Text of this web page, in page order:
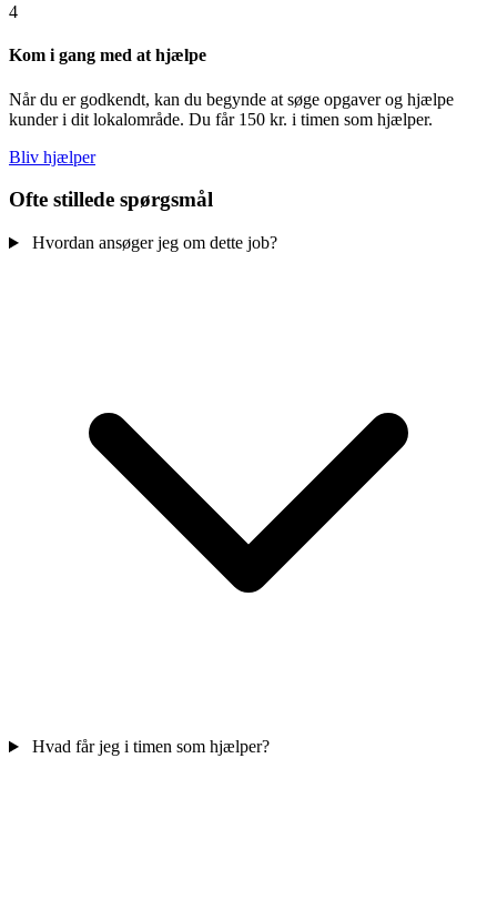
4
Kom i gang med at hjælpe
Når du er godkendt, kan du begynde at søge opgaver og hjælpe
kunder i dit lokalområde. Du får 150 kr. i timen som hjælper.
Bliv hjælper
Ofte stillede spørgsmål
Hvordan ansøger jeg om dette job?
Hvad får jeg i timen som hjælper?